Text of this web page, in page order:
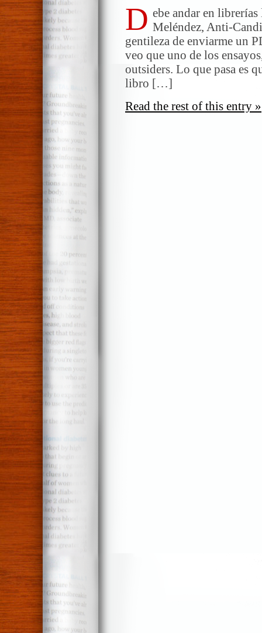
outsider.
O
al
estrés
D ebe andar en
Meléndez, Anti-
gentileza de enviarme un
veo que uno de los
outsiders. Lo que pasa es
libro […]
Read the rest of this entry »